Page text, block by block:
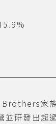
家
並研發出超